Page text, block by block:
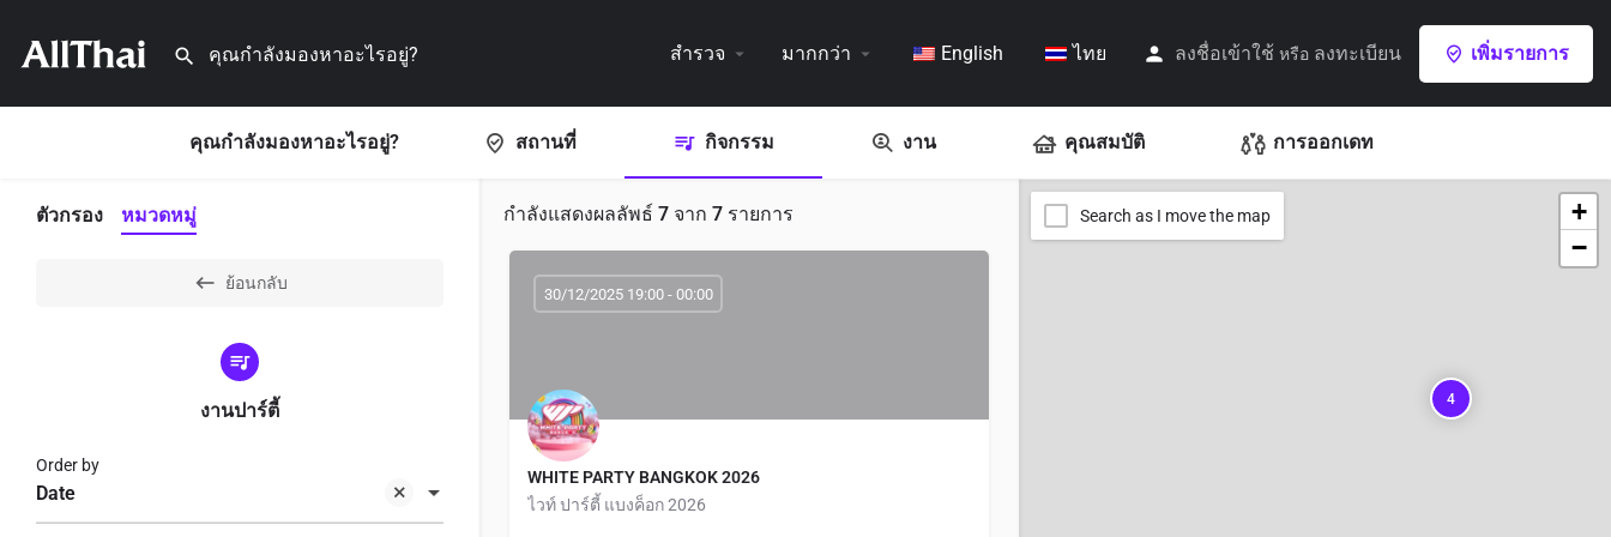
สำรวจ มากกว่า English ไทย ลงชื่อเข้าใช้ หรือ ลงทะเบียน เพิ่มรายการ
คุณกำลังมองหาอะไรอยู่? สถานที่ กิจกรรม งาน คุณสมบัติ การออกเดท
ตัวกรอง หมวดหมู่
ย้อนกลับ
งานปาร์ตี้
Date
Order by
กำลังแสดงผลลัพธ์ 7 จาก 7 รายการ
WHITE PARTY BANGKOK 2026
ไวท์ ปาร์ตี้ แบงค็อก 2026
30/12/2025 19:00 - 00:00
4
+
−
Search as I move the map